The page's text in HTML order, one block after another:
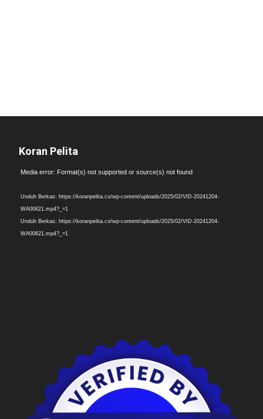
Koran Pelita
Pemutar
Media error: Format(s) not supported or source(s) not found
Unduh Berkas: https://koranpelita.co/wp-content/uploads/2025/02/VID-20241204-
WA00621.mp4?_=1
Unduh Berkas: https://koranpelita.co/wp-content/uploads/2025/02/VID-20241204-
WA00621.mp4?_=1